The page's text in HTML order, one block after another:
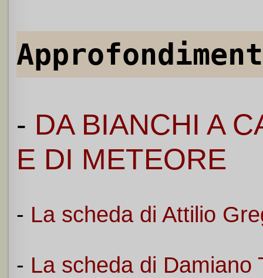
- DA BIANCHI A
E DI METEORE
- La scheda di Attilio
- La scheda di Damiano